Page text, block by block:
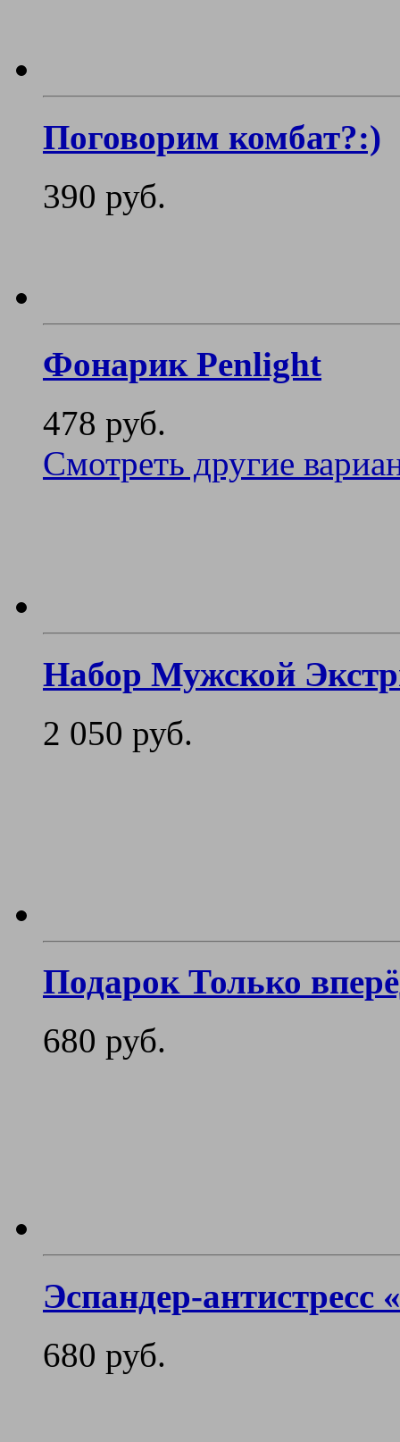
Поговорим комбат?:)
390 руб.
Фонарик Penlight
478 руб.
Смотреть другие
Набор Мужской
2 050 руб.
Подарок Только
680 руб.
Эспандер-
680 руб.